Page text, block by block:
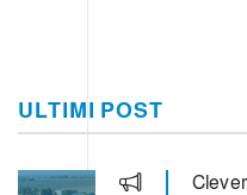
ULTIMI POST